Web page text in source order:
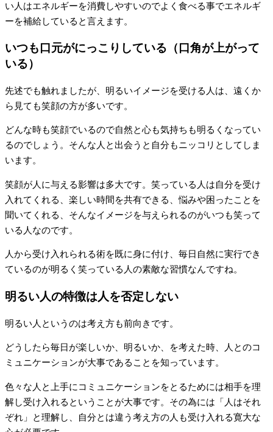
い人はエネルギーを消費しやすいのでよく食べる事でエネルギ
ーを補給していると言えます。
いつも口元がにっこりしている（口角が上がって
いる）
先述でも触れましたが、明るいイメージを受ける人は、遠くか
ら見ても笑顔の方が多いです。
どんな時も笑顔でいるので自然と心も気持ちも明るくなってい
るのでしょう。そんな人と出会うと自分もニッコリとしてしま
います。
笑顔が人に与える影響は多大です。笑っている人は自分を受け
入れてくれる、楽しい時間を共有できる、悩みや困ったことを
聞いてくれる、そんなイメージを与えられるのがいつも笑って
いる人なのです。
人から受け入れられる術を既に身に付け、毎日自然に実行でき
ているのが明るく笑っている人の素敵な習慣なんですね。
明るい人の特徴は人を否定しない
明るい人というのは考え方も前向きです。
どうしたら毎日が楽しいか、明るいか、を考えた時、人とのコ
ミュニケーションが大事であることを知っています。
色々な人と上手にコミュニケーションをとるためには相手を理
解し受け入れるということが大事です。その為には「人はそれ
ぞれ」と理解し、自分とは違う考え方の人も受け入れる寛大な